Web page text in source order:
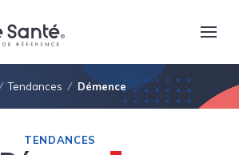
Tendances Démence
TENDANCES